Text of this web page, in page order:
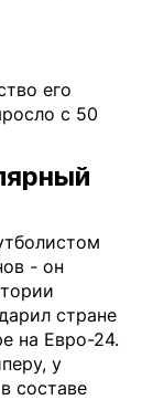
его
с 50
- он
стране
на Евро-24.
у
составе